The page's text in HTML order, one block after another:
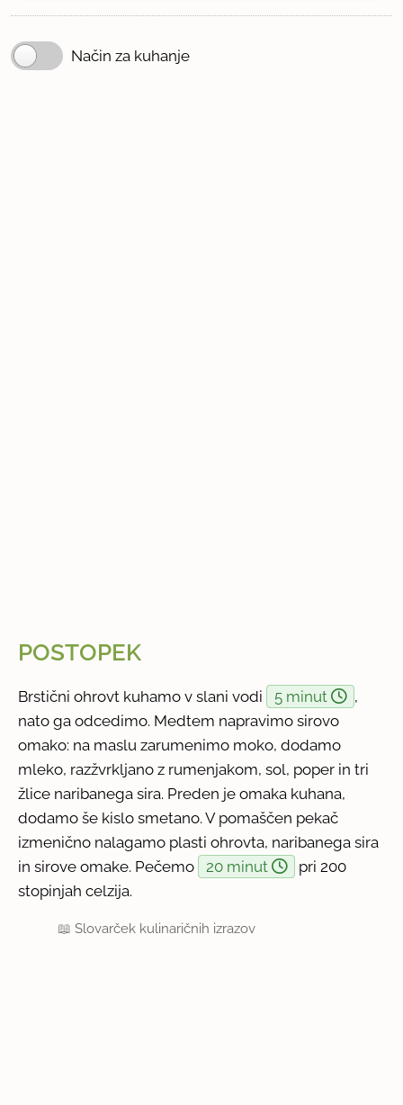
Način za kuhanje
POSTOPEK
Brstični ohrovt kuhamo v slani vodi 5 minut
,
nato ga odcedimo. Medtem napravimo sirovo
omako: na maslu zarumenimo moko, dodamo
mleko, razžvrkljano z rumenjakom, sol, poper in tri
žlice naribanega sira. Preden je omaka kuhana,
dodamo še kislo smetano. V pomaščen pekač
izmenično nalagamo plasti ohrovta, naribanega sira
in sirove omake. Pečemo
20 minut
pri 200
stopinjah celzija.
📖Slovarček kulinaričnih izrazov